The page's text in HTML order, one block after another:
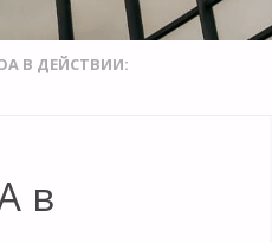
В ДЕЙСТВИИ:
в